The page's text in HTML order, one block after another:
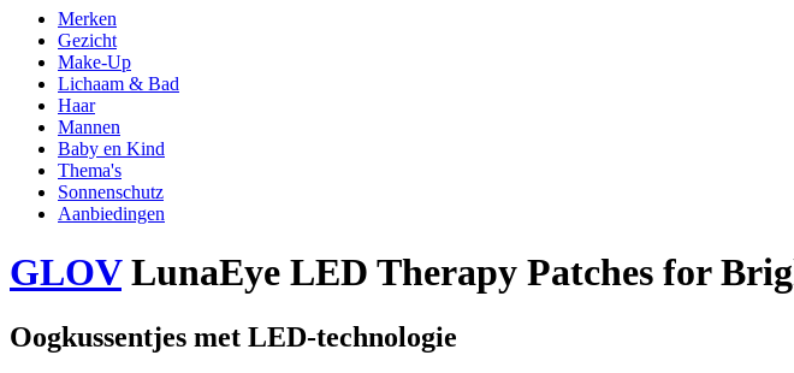
Merken
Gezicht
Make-Up
Lichaam & Bad
Haar
Mannen
Baby en Kind
Thema's
Sonnenschutz
Aanbiedingen
GLOVLunaEye LED Therapy Patches for
Oogkussentjes met LED-technologie